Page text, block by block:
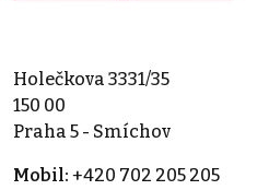
Holečkova 3331/35
150 00
Praha 5 - Smíchov
Mobil: +420 702 205 205